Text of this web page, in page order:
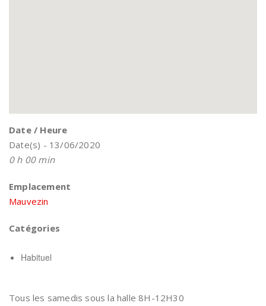
Date / Heure
Date(s) - 13/06/2020
0 h 00 min
Emplacement
Mauvezin
Catégories
Habituel
Tous les samedis sous la halle 8H-12H30